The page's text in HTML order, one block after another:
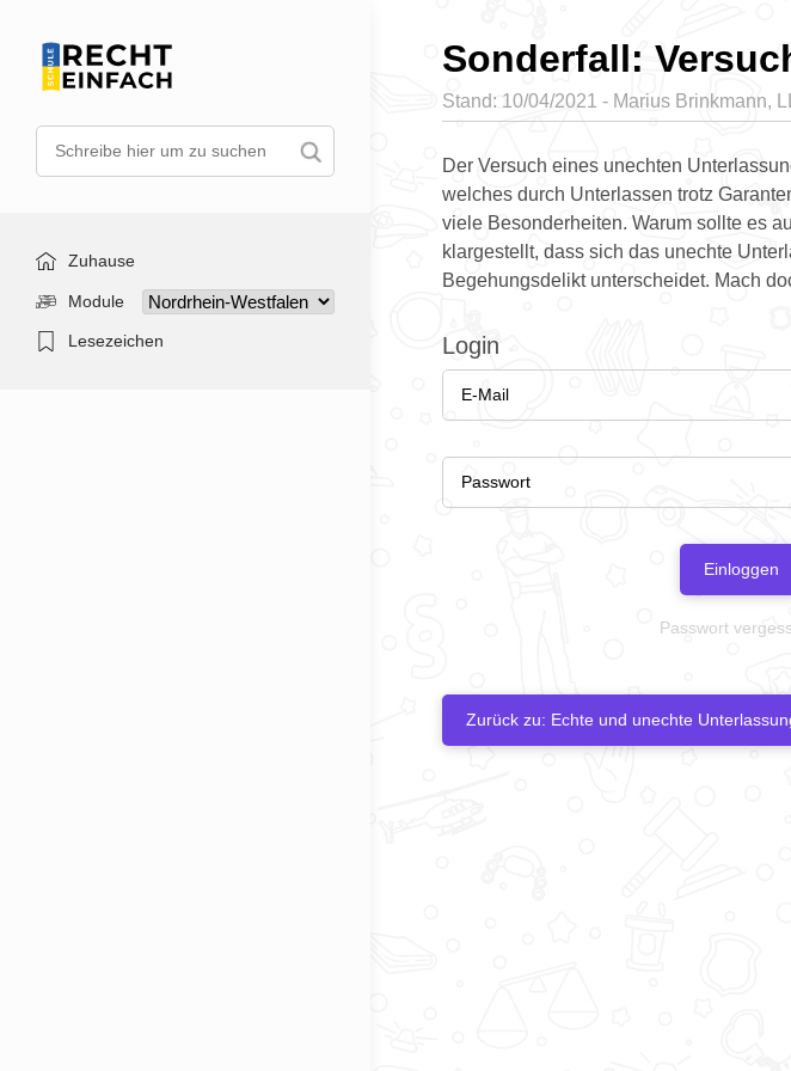
Zuhause
Module
Lesezeichen
Sonderfall:
Stand: 10/04/2021 - Marius Brinkmann,
Der Versuch eines unechten
welches durch Unterlassen trotz
viele Besonderheiten. Warum sollte es
klargestellt, dass sich das unechte
Begehungsdelikt unterscheidet. Mach
Login
Einloggen
Passwort
Zurück zu: Echte und unechte